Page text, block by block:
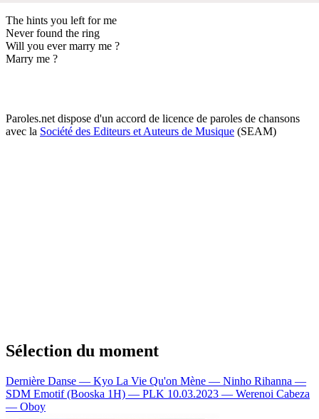
The hints you left for me
Never found the ring
Will you ever marry me ?
Marry me ?
Paroles.net dispose d'un accord de licence de paroles de chansons
avec la Société des Editeurs et Auteurs de Musique (SEAM)
Sélection du moment
Dernière Danse — Kyo La Vie Qu'on Mène — Ninho Rihanna —
SDM Emotif (Booska 1H) — PLK 10.03.2023 — Werenoi Cabeza
— Oboy